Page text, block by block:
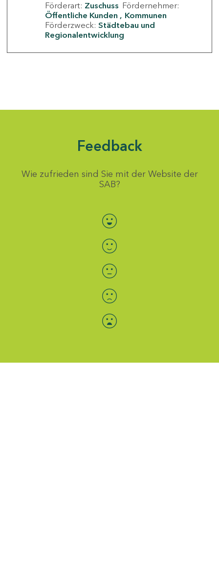
Förderart: Zuschuss Fördernehmer:
Öffentliche Kunden
Kommunen
Förderzweck: Städtebau und
Regionalentwicklung
Feedback
Wie zufrieden sind Sie mit der Website der
SAB?
Bewertung auswählen